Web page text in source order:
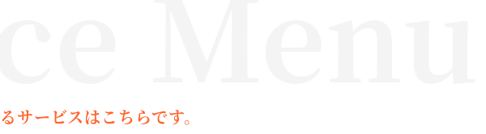
サービスはこちらです。